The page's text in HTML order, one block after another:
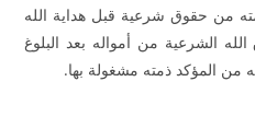
من حقوق شرعية قبل هداية الله
الشرعية من أمواله بعد البلوغ
من المؤكد ذمته مشغولة بها.